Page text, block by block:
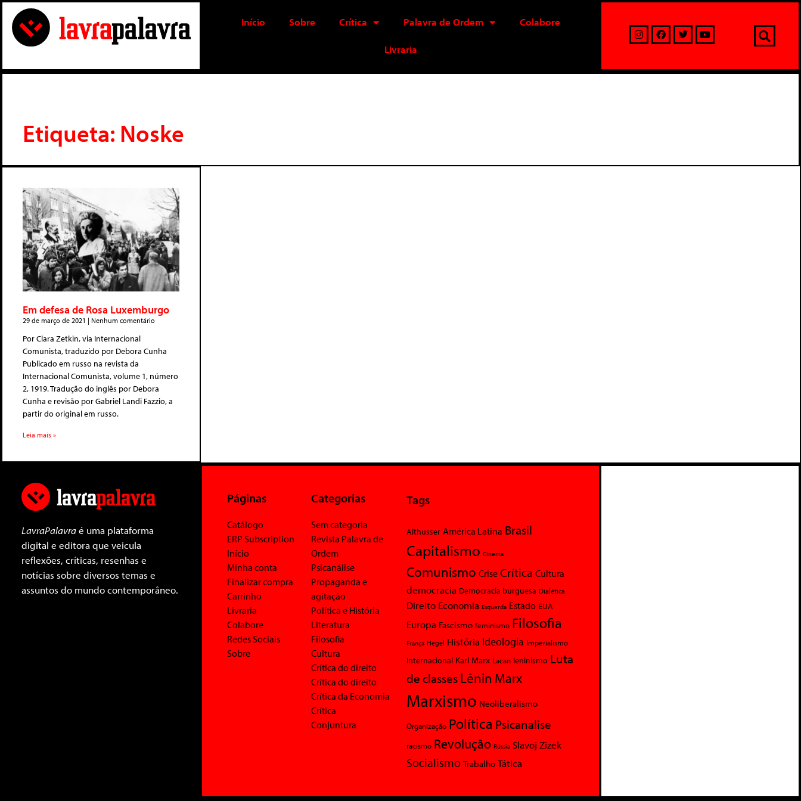
Início Sobre Crítica Palavra de Ordem Colabore
Livraria
Etiqueta: Noske
Em defesa de Rosa Luxemburgo
29 de março de 2021 Nenhum comentário
Por Clara Zetkin, via Internacional
Comunista, traduzido por Debora Cunha
Publicado em russo na revista da
Internacional Comunista, volume 1, número
2, 1919. Tradução do inglês por Debora
Cunha e revisão por Gabriel Landi Fazzio, a
partir do original em russo.
Leia mais »
LavraPalavraé uma plataforma
digital e editora que veicula
reflexões, críticas, resenhas e
notícias sobre diversos temas e
assuntos do mundo contemporâneo.
Páginas
Catálogo
ERP Subscription
Início
Minha conta
Finalizar compra
Carrinho
Livraria
Colabore
Redes Sociais
Sobre
Categorias
Sem categoria
Revista Palavra de
Ordem
Psicanálise
Propaganda e
agitação
Política e História
Literatura
Filosofia
Cultura
Crítica do direito
Crítica do direito
Crítica da Economia
Crítica
Conjuntura
Tags
Althusser América Latina Brasil
Capitalismo Cinema
Comunismo Crise Crítica Cultura
democracia Democracia burguesa Dialética
Direito Economia Esquerda Estado EUA
Europa Fascismo feminismo Filosofia
França Hegel História Ideologia Imperialismo
Internacional Karl Marx Lacan leninismo Luta
de classesLênin Marx
Marxismo Neoliberalismo
Organização Política Psicanalise
racismo Revolução Rússia Slavoj Zizek
Socialismo Trabalho Tática